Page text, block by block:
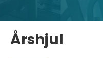
Årshjul